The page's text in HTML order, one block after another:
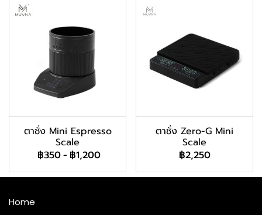
ตาชั่ง Mini Espresso
Scale
฿350- ฿1,200
ตาชั่ง Zero-G Mini
Scale
฿2,250
Home